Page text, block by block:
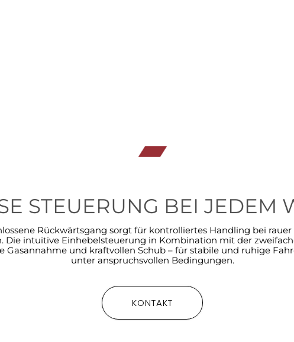
STEUERUNG BEI JEDEM
Rückwärtsgang sorgt für kontrolliertes Handling bei rauer
Die intuitive Einhebelsteuerung in Kombination mit der
Gasannahme und kraftvollen Schub – für stabile und ruhige
unter anspruchsvollen Bedingungen.
KONTAKT